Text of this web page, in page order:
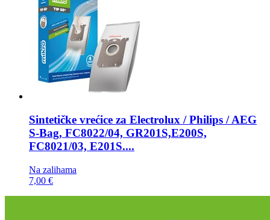
Sintetičke vrećice za Electrolux / Philips / AEG
S-Bag, FC8022/04, GR201S,E200S,
FC8021/03, E201S....
Na zalihama
7,00 €